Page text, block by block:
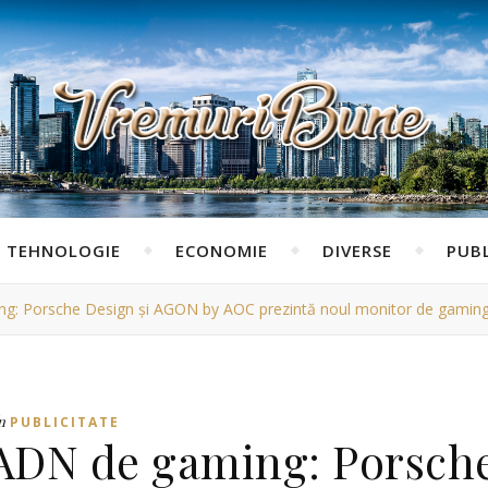
TEHNOLOGIE ECONOMIE DIVERSE
Porsche Design și AGON by AOC prezintă noul monitor de
PUBLICITATE
de gaming: